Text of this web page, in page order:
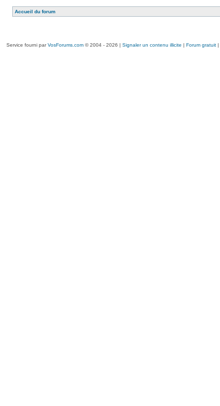
Accueil du forum
Service fourni parVosForums.com© 2004 - 2026 | Signaler un contenu illicite | Forum gratuit|